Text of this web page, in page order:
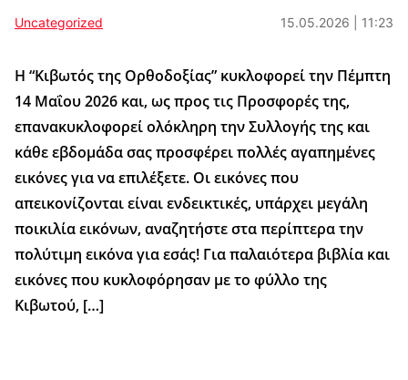
Uncategorized 15.05.2026 | 11:23
Η “Κιβωτός της Ορθοδοξίας” κυκλοφορεί την Πέμπτη
14 Μαΐου 2026 και, ως προς τις Προσφορές της,
επανακυκλοφορεί ολόκληρη την Συλλογής της και
κάθε εβδομάδα σας προσφέρει πολλές αγαπημένες
εικόνες για να επιλέξετε. Οι εικόνες που
απεικονίζονται είναι ενδεικτικές, υπάρχει μεγάλη
ποικιλία εικόνων, αναζητήστε στα περίπτερα την
πολύτιμη εικόνα για εσάς! Για παλαιότερα βιβλία και
εικόνες που κυκλοφόρησαν με το φύλλο της
Κιβωτού, […]